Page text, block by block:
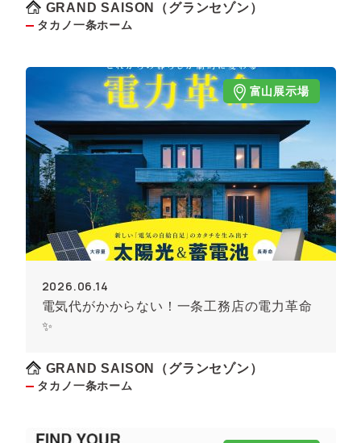
GRAND SAISON（グランセゾン）
タカノ一条ホーム
富山展示場
2026.06.14
電気代がかからない！一条工務店の電力革命
✨
GRAND SAISON（グランセゾン）
タカノ一条ホーム